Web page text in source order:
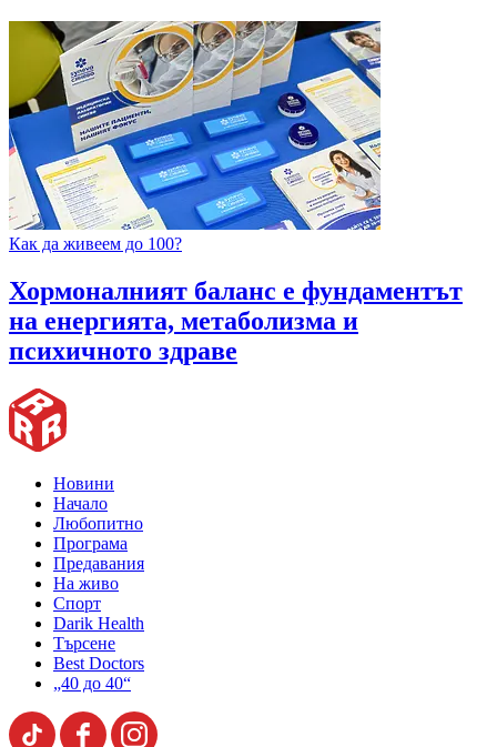
Как да живеем до 100?
Хормоналният баланс е фундаментът
на енергията, метаболизма и
психичното здраве
Новини
Начало
Любопитно
Програма
Предавания
На живо
Спорт
Darik Health
Търсене
Best Doctors
„40 до 40“